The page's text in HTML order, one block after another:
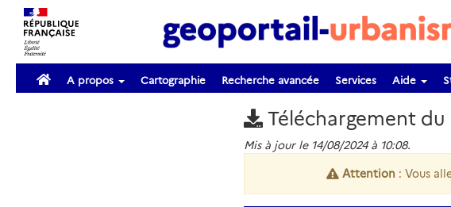
A propos Cartographie Recherche avancée Services Aide
Téléchargement du
Mis à jour le 14/08/2024 à 10:08.
Attention : Vous